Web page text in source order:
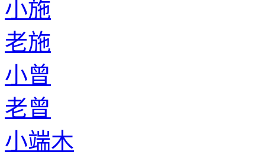
小施
老施
小曾
老曾
小端木